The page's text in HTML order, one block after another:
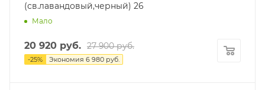
(св.лавандовый,черный) 26
Мало
20 920 руб. 27 900руб.
-25% Экономия 6 980 руб.